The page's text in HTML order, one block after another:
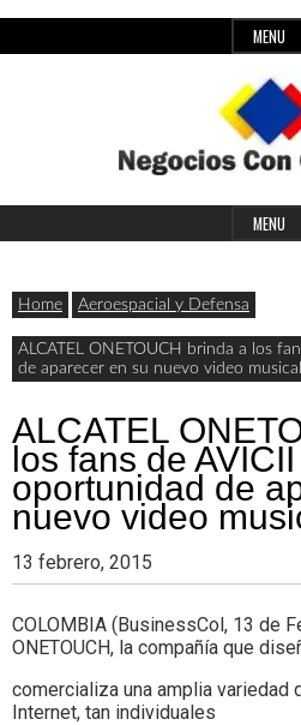
to
MENU
Negocios
con
Colombia
Últimas
noticias,
comunicados
y
actualidad
de
negocios
con
Colombia.
Header
MENU
Home Aeroespacial y Defensa
ALCATEL ONETOUCH brinda a los
de aparecer en su nuevo video musical
ALCATEL
los fans de
oportunidad de
nuevo video
13 febrero, 2015
COLOMBIA (BusinessCol, 13 de
ONETOUCH, la compañía que
comercializa una amplia
Internet, tan individuales